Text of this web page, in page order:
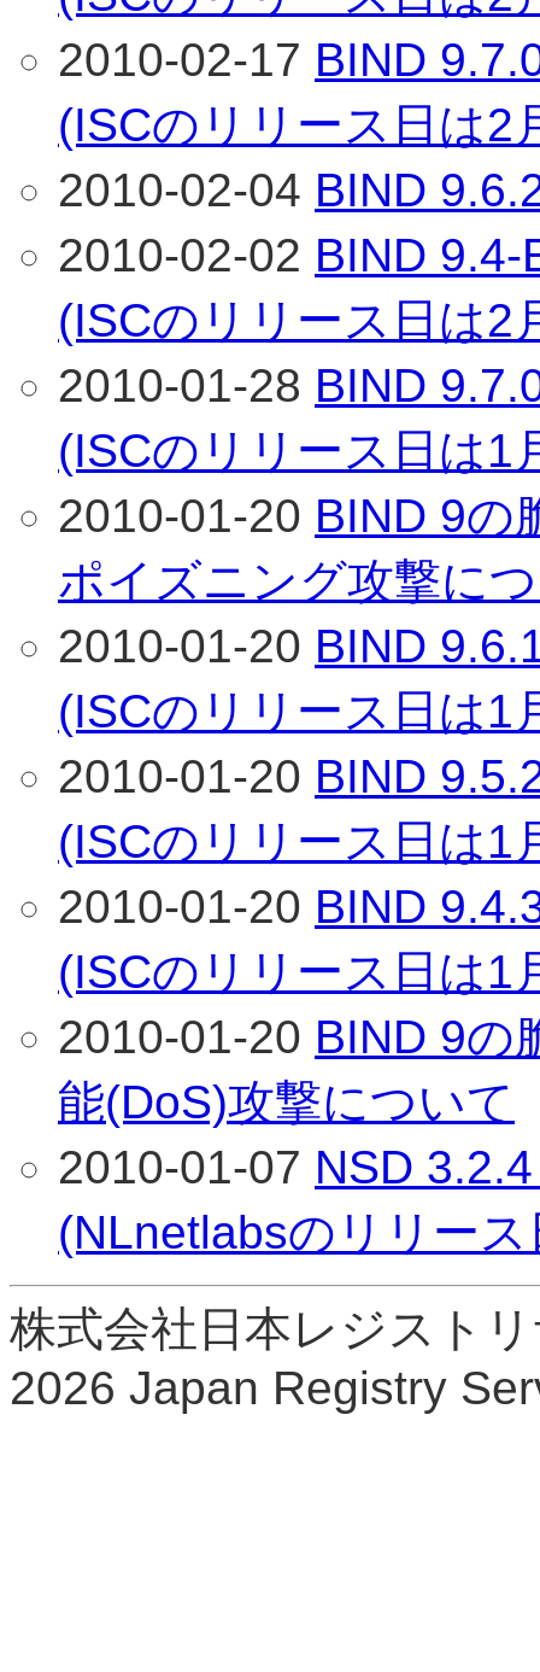
2010-02-17 BIND
(ISCのリリース日は2
2010-02-04 BIND
2010-02-02 BIND
(ISCのリリース日は2
2010-01-28 BIND
(ISCのリリース日は1
2010-01-20 BIND 9の
ポイズニング攻撃に
2010-01-20 BIND
(ISCのリリース日は1
2010-01-20 BIND
(ISCのリリース日は1
2010-01-20 BIND
(ISCのリリース日は1
2010-01-20 BIND 9の
能(DoS)攻撃について
2010-01-07 NSD
(NLnetlabsのリリー
株式会社日本レジスト
2026 Japan Registry